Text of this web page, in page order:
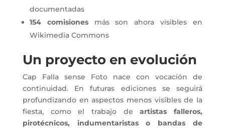
documentadas
154 comisiones más son ahora visibles en
Wikimedia Commons
Un proyecto en evolución
Cap Falla sense Foto nace con vocación de
continuidad. En futuras ediciones se seguirá
profundizando en aspectos menos visibles de la
fiesta, como el trabajo deartistas falleros,
pirotécnicos, indumentaristas o bandas de